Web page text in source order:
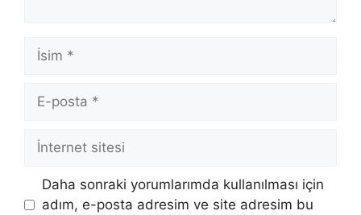
İsim
posta
İnternet
sitesi
Daha sonraki yorumlarımda kullanılması için
adım, e-posta adresim ve site adresim bu